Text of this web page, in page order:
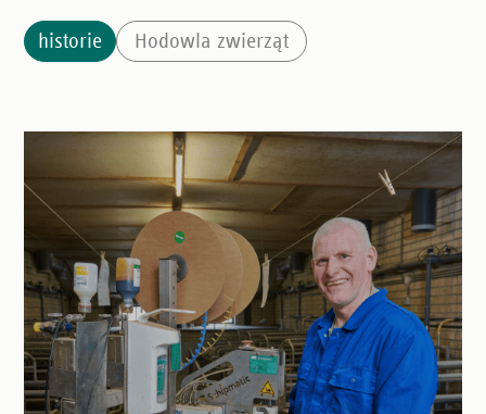
historie Hodowla zwierząt